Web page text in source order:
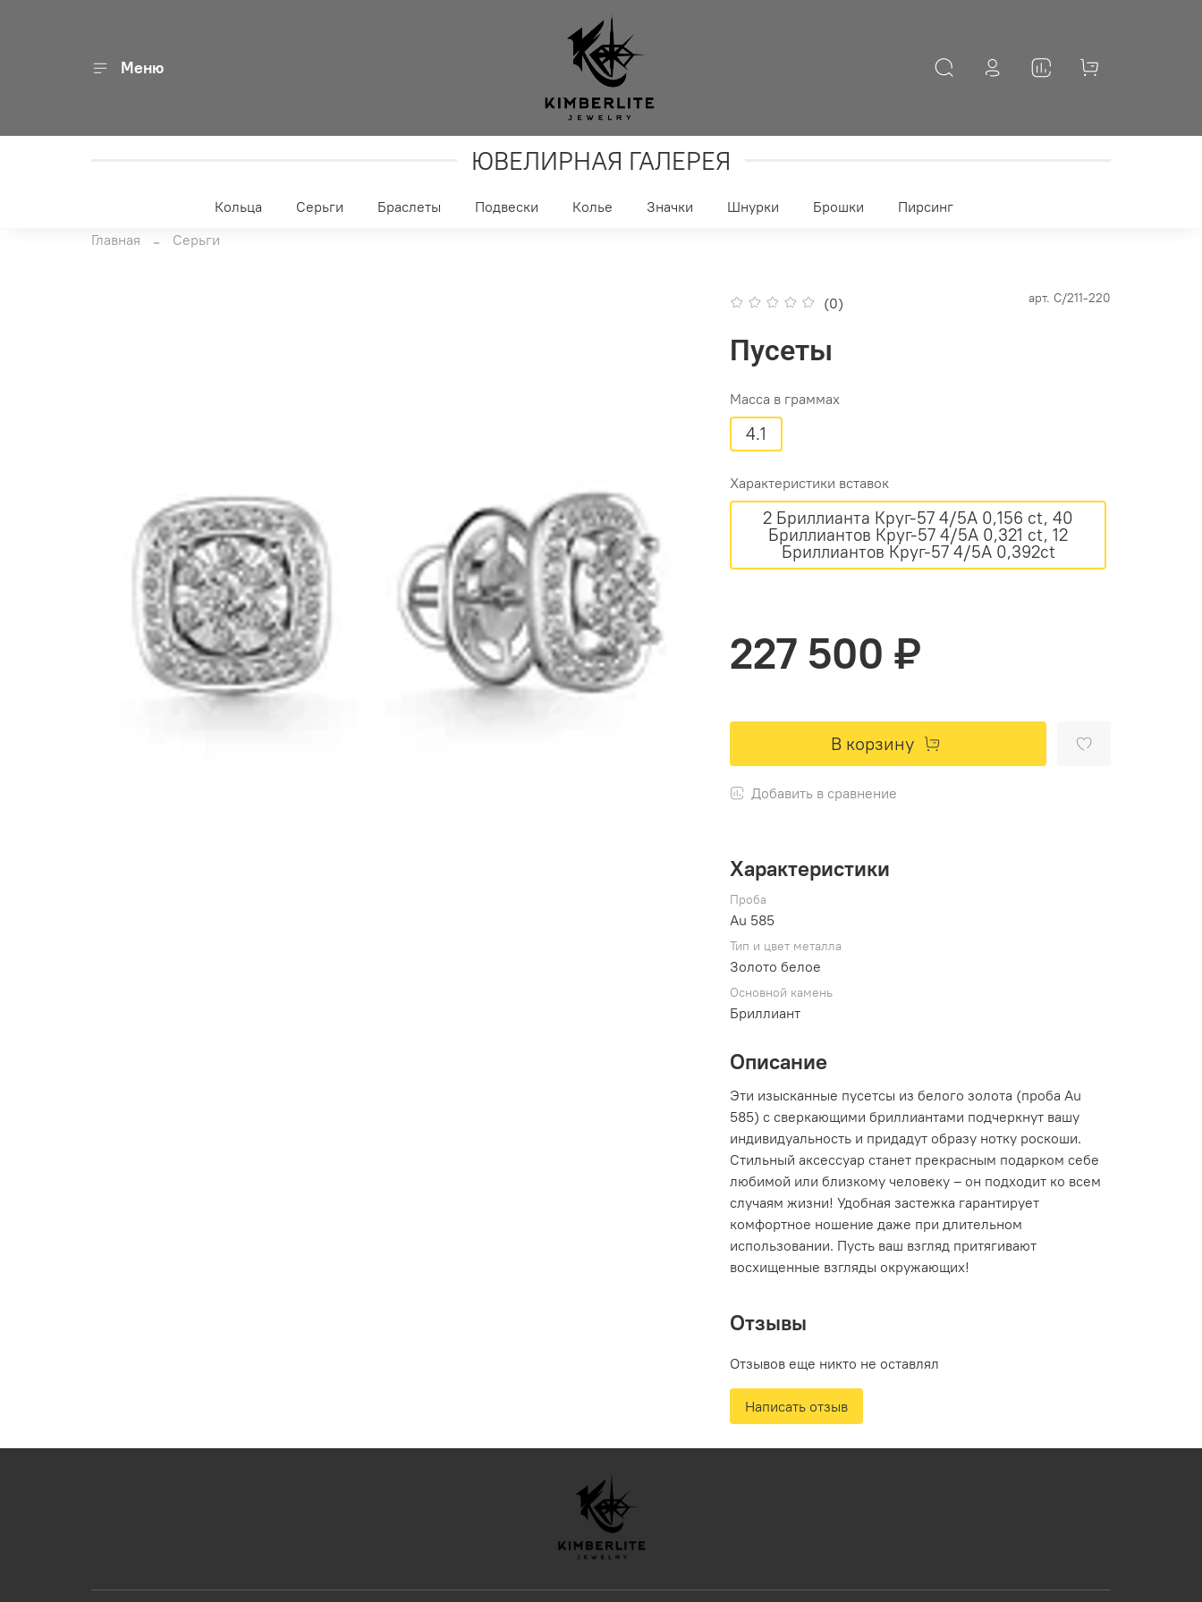
Меню
ЮВЕЛИРНАЯ ГАЛЕРЕЯ
Кольца Серьги Браслеты Подвески Колье Значки Шнурки Брошки
Пирсинг
Главная
Серьги
(0) арт. C/211-220
Пусеты
Масса в граммах
4.1
Характеристики вставок
2 Бриллианта Круг-57 4/5А 0,156 ct, 40
Бриллиантов Круг-57 4/5А 0,321 ct, 12
Бриллиантов Круг-57 4/5А 0,392ct
227 500 ₽
В корзину
Добавить в сравнение
Характеристики
Проба
Au 585
Тип и цвет металла
Золото белое
Основной камень
Бриллиант
Описание
Эти изысканные пусетсы из белого золота (проба Au
585) с сверкающими бриллиантами подчеркнут вашу
индивидуальность и придадут образу нотку роскоши.
Стильный аксессуар станет прекрасным подарком себе
любимой или близкому человеку – он подходит ко всем
случаям жизни! Удобная застежка гарантирует
комфортное ношение даже при длительном
использовании. Пусть ваш взгляд притягивают
восхищенные взгляды окружающих!
Отзывы
Отзывов еще никто не оставлял
Написать отзыв